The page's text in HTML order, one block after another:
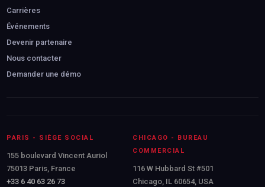
Carrières
Événements
Devenir partenaire
Nous contacter
Demander une démo
PARIS - SIÈGE SOCIAL
155 boulevard Vincent Auriol
75013 Paris, France
+33 6 40 63 26 73
CHICAGO - BUREAU
COMMERCIAL
116 W Hubbard St #501
Chicago, IL 60654, USA